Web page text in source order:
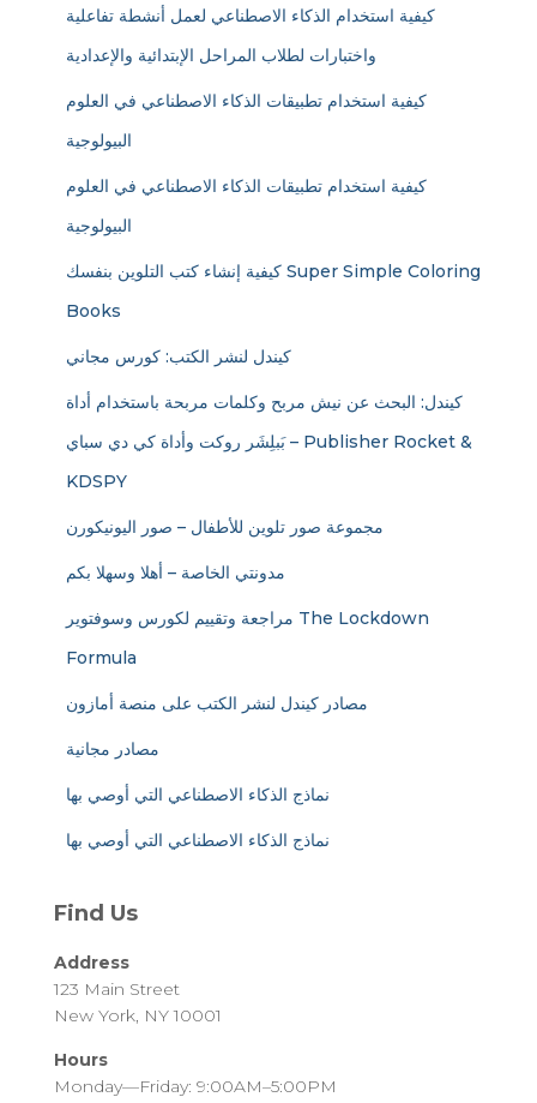
كيفية استخدام الذكاء الاصطناعي لعمل أنشطة تفاعلية
واختبارات لطلاب المراحل الإبتدائية والإعدادية
كيفية استخدام تطبيقات الذكاء الاصطناعي في العلوم
كيفية استخدام تطبيقات الذكاء الاصطناعي في العلوم
كيفية إنشاء كتب التلوين بنفسك Super Simple Coloring
Books
كيندل لنشر الكتب: كورس مجاني
كيندل: البحث عن نيش مربح وكلمات مربحة باستخدام أداة
بَبلِشَر روكت وأداة كي دي سباي – Publisher Rocket &
KDSPY
مجموعة صور تلوين للأطفال – صور اليونيكورن
مدونتي الخاصة – أهلا وسهلا بكم
مراجعة وتقييم لكورس وسوفتوير The Lockdown
Formula
مصادر كيندل لنشر الكتب على منصة أمازون
مصادر مجانية
نماذج الذكاء الاصطناعي التي أوصي بها
نماذج الذكاء الاصطناعي التي أوصي بها
Find Us
Address
123 Main Street
New York, NY 10001
Hours
Monday—Friday: 9:00AM–5:00PM